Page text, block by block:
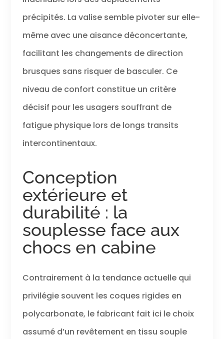
visuellement que
la poche est
précipités. La valise semble pivoter sur elle-
même avec une aisance déconcertante,
facilitant les changements de direction
brusques sans risquer de basculer. Ce
niveau de confort constitue un critère
décisif pour les usagers souffrant de
fatigue physique lors de longs transits
intercontinentaux.
Conception
extérieure et
durabilité : la
souplesse face aux
chocs en cabine
Contrairement à la tendance actuelle qui
privilégie souvent les coques rigides en
polycarbonate, le fabricant fait ici le choix
assumé d’un revêtement en tissu souple